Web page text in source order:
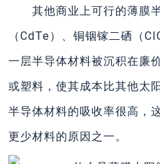
其他商业上可行的薄膜半
（CdTe）、铜铟镓二硒（
一层半导体材料被沉积在廉
或塑料，使其成本比其他太
半导体材料的吸收率很高，
更少材料的原因之一。